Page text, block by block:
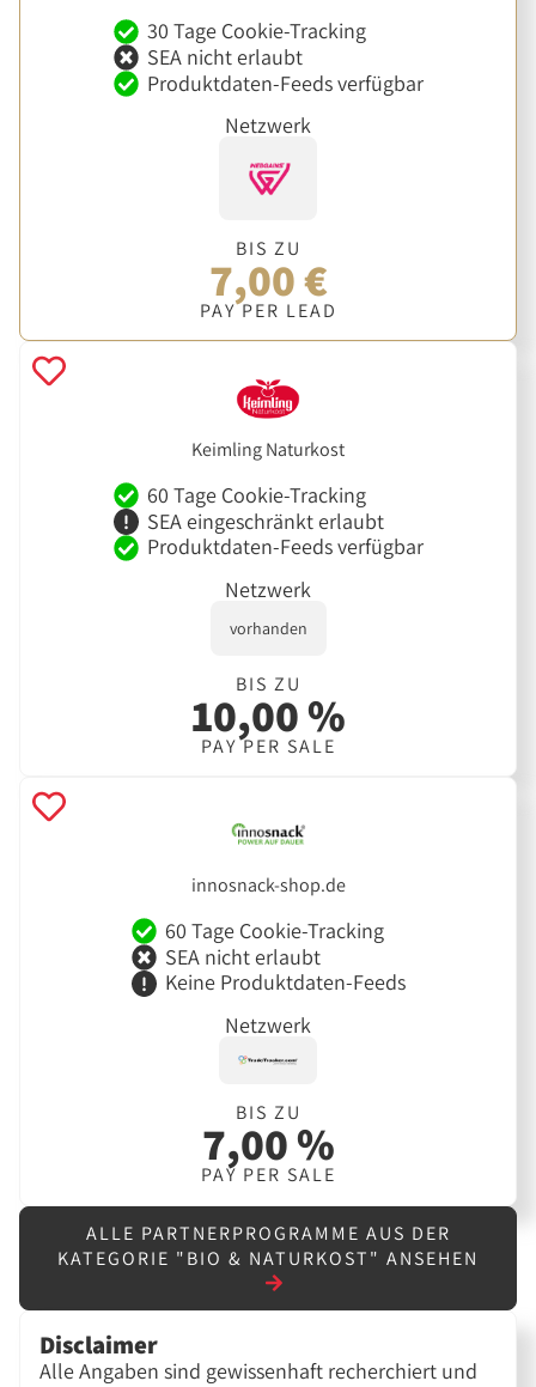
30 Tage Cookie-Tracking
SEA nicht erlaubt
Produktdaten-Feeds verfügbar
Netzwerk
BIS ZU
7,00 €
PAY PER LEAD
Keimling Naturkost
60 Tage Cookie-Tracking
SEA eingeschränkt erlaubt
Produktdaten-Feeds verfügbar
Netzwerk
vorhanden
BIS ZU
10,00 %
PAY PER SALE
innosnack-shop.de
60 Tage Cookie-Tracking
SEA nicht erlaubt
Keine Produktdaten-Feeds
Netzwerk
BIS ZU
7,00 %
PAY PER SALE
ALLE PARTNERPROGRAMME AUS DER
KATEGORIE "BIO & NATURKOST" ANSEHEN
Disclaimer
Alle Angaben sind gewissenhaft recherchiert und